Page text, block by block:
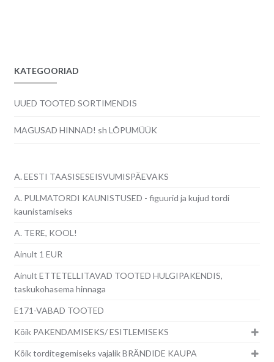
KATEGOORIAD
UUED TOOTED SORTIMENDIS
MAGUSAD HINNAD! sh LÕPUMÜÜK
A. EESTI TAASISESEISVUMISPÄEVAKS
A. PULMATORDI KAUNISTUSED - figuurid ja kujud tordi
kaunistamiseks
A. TERE, KOOL!
Ainult 1 EUR
Ainult ETTETELLITAVAD TOOTED HULGIPAKENDIS,
taskukohasema hinnaga
E171-VABAD TOOTED
Kõik PAKENDAMISEKS/ ESITLEMISEKS
Kõik torditegemiseks vajalik BRÄNDIDE KAUPA